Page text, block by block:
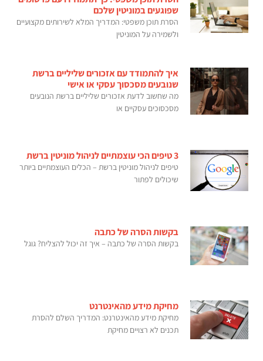
שפוגעים במוניטין שלכם
הסרת תוכן משפטי: המדריך המלא לשירותים מקצועיים
ולשמירה על המוניטין
איך להתמודד עם אזכורים שליליים ברשת
שנובעים מסכסוך עסקי או אישי
מה שחשוב לדעת אזכורים שליליים ברשת הנובעים
מסכסוכים עסקיים או
3 טיפים הכי עוצמתיים לניהול מוניטין ברשת
טיפים לניהול מוניטין ברשת – הכלים העוצמתיים ביותר
שיכולים לפתור
בקשות הסרה של כתבה
בקשות הסרה של כתבה – איך זה יכול להצליח? גוגל
מחיקת מידע מהאינטרנט
מחיקת מידע מהאינטרנט: המדריך השלם להסרת
תכנים לא רצויים מחיקת